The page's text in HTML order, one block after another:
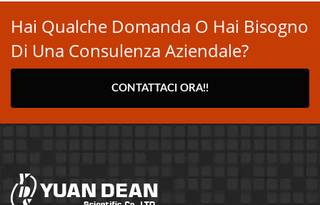
Hai Qualche Domanda O Hai Bisogno
Di Una Consulenza Aziendale?
CONTATTACI ORA!!